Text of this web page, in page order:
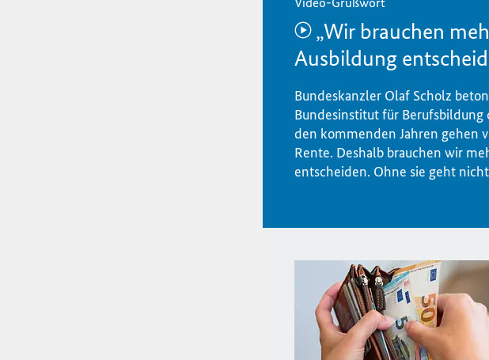
„Wir brauchen
Ausbildung
Bundeskanzler Olaf Scholz
Bundesinstitut für
den kommenden Jahren gehen
Rente. Deshalb brauchen wir
entscheiden. Ohne sie geht